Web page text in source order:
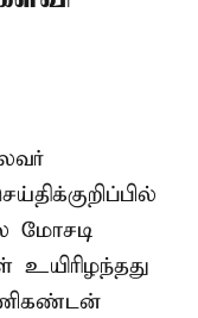
மோசடி